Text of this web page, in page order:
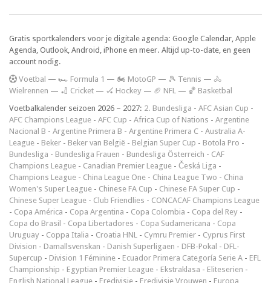
Gratis sportkalenders voor je digitale agenda: Google Calendar, Apple
Agenda, Outlook, Android, iPhone en meer. Altijd up-to-date, en geen
account nodig.
Voetbal — 🏎️ Formula 1 — 🏍 MotoGP — 🎾 Tennis — 🚴
Wielrennen — 🏏 Cricket — 🏑 Hockey — 🏈 NFL — 🏀 Basketbal
Voetbalkalender seizoen 2026 – 2027: 2. Bundesliga - AFC Asian Cup -
AFC Champions League - AFC Cup - Africa Cup of Nations - Argentine
Nacional B - Argentine Primera B - Argentine Primera C - Australia A-
League - Beker - Beker van België - Belgian Super Cup - Botola Pro -
Bundesliga - Bundesliga Frauen - Bundesliga Österreich - CAF
Champions League - Canadian Premier League - Česká Liga -
Champions League - China League One - China League Two - China
Women's Super League - Chinese FA Cup - Chinese FA Super Cup -
Chinese Super League - Club Friendlies - CONCACAF Champions League
- Copa América - Copa Argentina - Copa Colombia - Copa del Rey -
Copa do Brasil - Copa Libertadores - Copa Sudamericana - Copa
Uruguay - Coppa Italia - Croatia HNL - Cymru Premier - Cyprus First
Division - Damallsvenskan - Danish Superligaen - DFB-Pokal - DFL-
Supercup - Division 1 Féminine - Ecuador Primera Categoría Serie A - EFL
Championship - Egyptian Premier League - Ekstraklasa - Eliteserien -
English National League - Eredivisie - Eredivisie Vrouwen - Europa